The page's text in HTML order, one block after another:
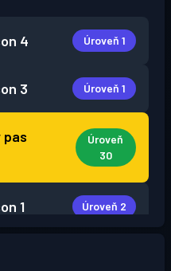
4 Úroveň 1
3 Úroveň 1
pas
Úroveň
30
1 Úroveň 2